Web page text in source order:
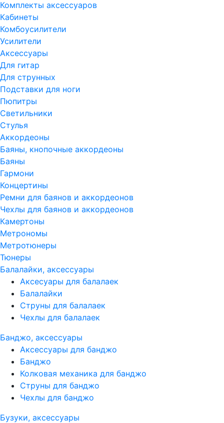
Комплекты аксессуаров
Кабинеты
Комбоусилители
Усилители
Аксессуары
Для гитар
Для струнных
Подставки для ноги
Пюпитры
Светильники
Стулья
Аккордеоны
Баяны, кнопочные аккордеоны
Баяны
Гармони
Концертины
Ремни для баянов и аккордеонов
Чехлы для баянов и аккордеонов
Камертоны
Метрономы
Метротюнеры
Тюнеры
Балалайки, аксессуары
Аксесуары для балалаек
Балалайки
Струны для балалаек
Чехлы для балалаек
Банджо, аксессуары
Аксессуары для банджо
Банджо
Колковая механика для банджо
Струны для банджо
Чехлы для банджо
Бузуки, аксессуары